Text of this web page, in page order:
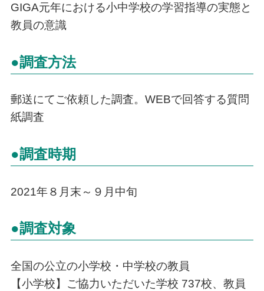
GIGA元年における小中学校の学習指導の実態と
教員の意識
●調査方法
郵送にてご依頼した調査。WEBで回答する質問
紙調査
●調査時期
2021年８月末～９月中旬
●調査対象
全国の公立の小学校・中学校の教員
【小学校】ご協力いただいた学校 737校、教員